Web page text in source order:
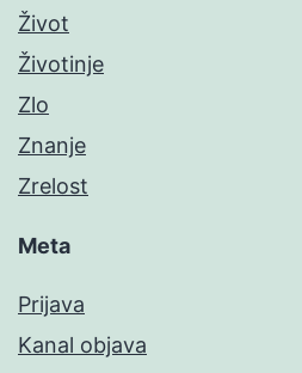
Život
Životinje
Zlo
Znanje
Zrelost
Meta
Prijava
Kanal objava